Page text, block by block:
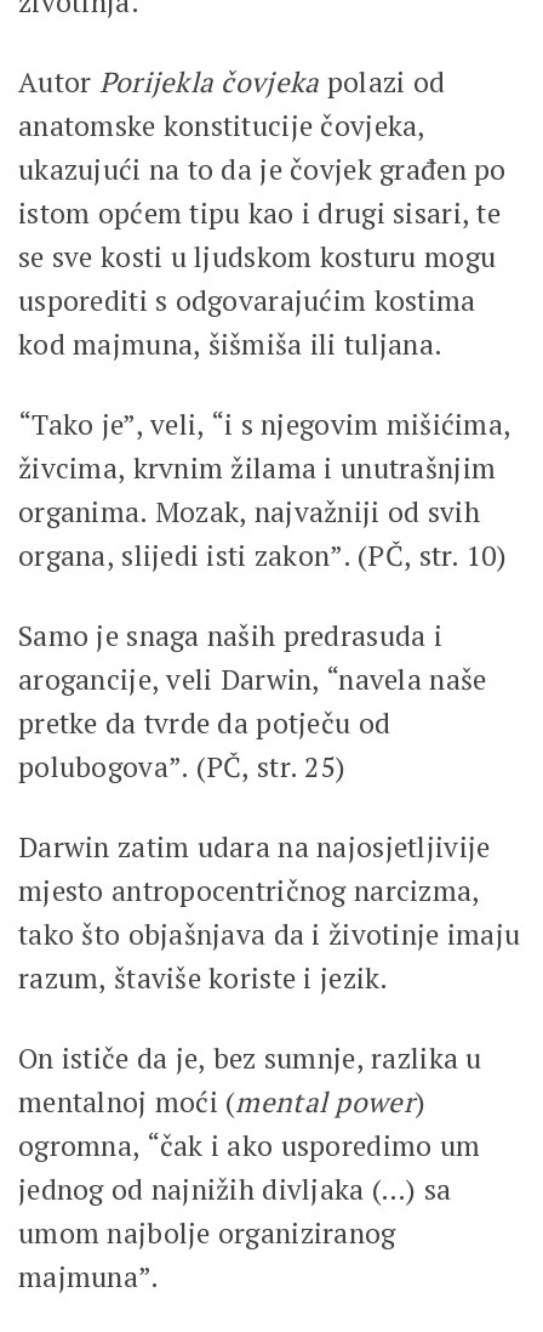
Autor Porijekla čovjeka polazi od
anatomske konstitucije čovjeka,
ukazujući na to da je čovjek građen po
istom općem tipu kao i drugi sisari, te
se sve kosti u ljudskom kosturu mogu
usporediti s odgovarajućim kostima
kod majmuna, šišmiša ili tuljana.
“Tako je”, veli, “i s njegovim mišićima,
živcima, krvnim žilama i unutrašnjim
organima. Mozak, najvažniji od svih
organa, slijedi isti zakon”. (PČ, str. 10)
Samo je snaga naših predrasuda i
arogancije, veli Darwin, “navela naše
pretke da tvrde da potječu od
polubogova”. (PČ, str. 25)
Darwin zatim udara na najosjetljivije
mjesto antropocentričnog narcizma,
tako što objašnjava da i životinje imaju
razum, štaviše koriste i jezik.
On ističe da je, bez sumnje, razlika u
mentalnoj moći (mental power)
ogromna, “čak i ako usporedimo um
jednog od najnižih divljaka (…) sa
umom najbolje organiziranog
majmuna”.